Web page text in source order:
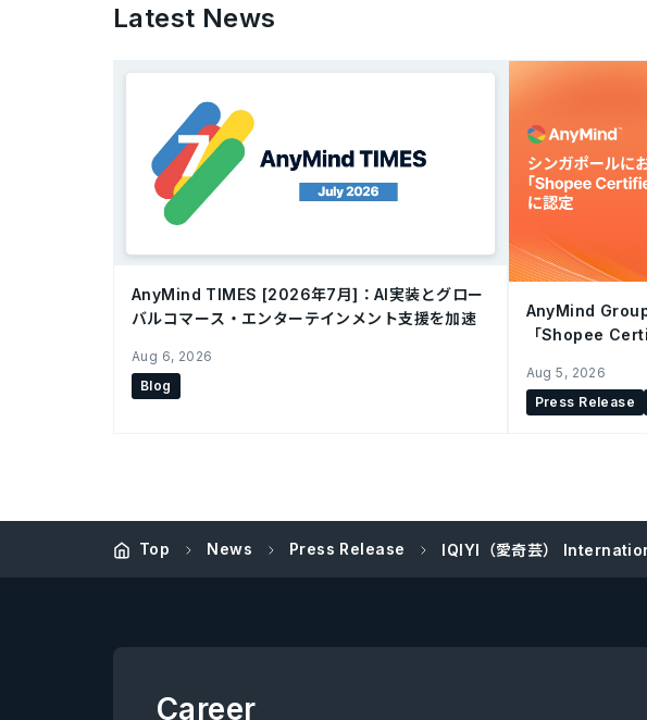
Latest News
AnyMind TIMES [2026年7月]：AI実装とグロー
バルコマース・エンターテインメント支援を加速
Aug 6, 2026
Blog
AnyMind Group
「Shopee
Aug 5, 2026
Press Release
Top News Press Release IQIYI（愛奇芸）
Career